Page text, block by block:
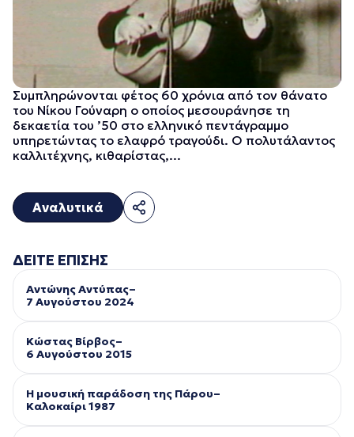
Συμπληρώνονται φέτος 60 χρόνια από τον θάνατο
του Νίκου Γούναρη ο οποίος μεσουράνησε τη
δεκαετία του ’50 στο ελληνικό πεντάγραμμο
υπηρετώντας το ελαφρό τραγούδι. Ο πολυτάλαντος
καλλιτέχνης, κιθαρίστας,...
Αναλυτικά
ΔΕΙΤΕ ΕΠΙΣΗΣ
Αντώνης Αντύπας–
7 Αυγούστου 2024
Κώστας Βίρβος–
6 Αυγούστου 2015
Η μουσική παράδοση της Πάρου–
Kαλοκαίρι 1987